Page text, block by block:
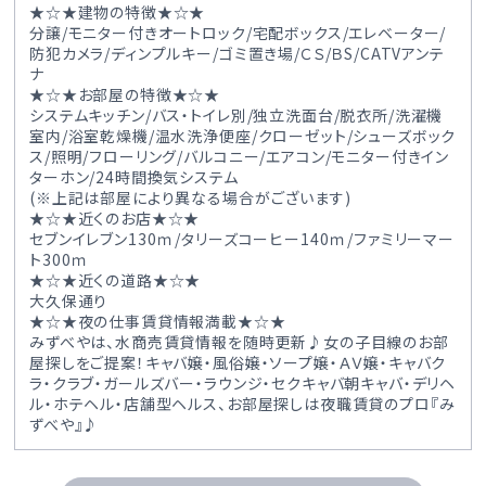
★☆★建物の特徴★☆★
分譲/モニター付きオートロック/宅配ボックス/エレベーター/
防犯カメラ/ディンプルキー/ゴミ置き場/ＣＳ/ＢS/CATVアンテ
ナ
★☆★お部屋の特徴★☆★
システムキッチン/バス・トイレ別/独立洗面台/脱衣所/洗濯機
室内/浴室乾燥機/温水洗浄便座/クローゼット/シューズボック
ス/照明/フローリング/バルコニー/エアコン/モニター付きイン
ターホン/24時間換気システム
(※上記は部屋により異なる場合がございます)
★☆★近くのお店★☆★
セブンイレブン130ｍ/タリーズコーヒー140ｍ/ファミリーマー
ト300ｍ
★☆★近くの道路★☆★
大久保通り
★☆★夜の仕事賃貸情報満載★☆★
みずべやは、水商売賃貸情報を随時更新♪女の子目線のお部
屋探しをご提案！キャバ嬢・風俗嬢・ソープ嬢・ＡＶ嬢・キャバク
ラ・クラブ・ガールズバー・ラウンジ・セクキャバ朝キャバ・デリヘ
ル・ホテヘル・店舗型ヘルス、お部屋探しは夜職賃貸のプロ『み
ずべや』♪